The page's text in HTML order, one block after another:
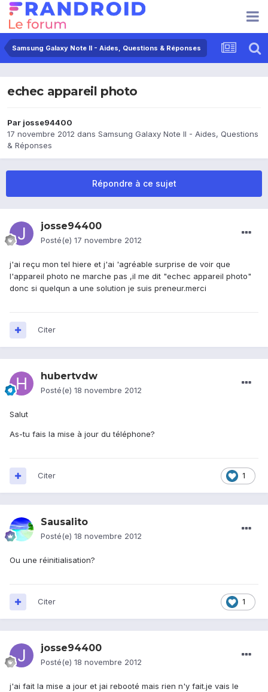
Samsung Galaxy Note II - Aides, Questions & Réponses
echec appareil photo
Par josse94400
17 novembre 2012 dans Samsung Galaxy Note II - Aides, Questions
& Réponses
Répondre à ce sujet
josse94400
Posté(e) 17 novembre 2012
j'ai reçu mon tel hiere et j'ai 'agréable surprise de voir que
l'appareil photo ne marche pas ,il me dit "echec appareil photo"
donc si quelqun a une solution je suis preneur.merci
Citer
hubertvdw
Posté(e) 18 novembre 2012
Salut
As-tu fais la mise à jour du téléphone?
1
Citer
Sausalito
Posté(e) 18 novembre 2012
Ou une réinitialisation?
1
Citer
josse94400
Posté(e) 18 novembre 2012
j'ai fait la mise a jour et jai rebooté mais rien n'y fait.je vais le